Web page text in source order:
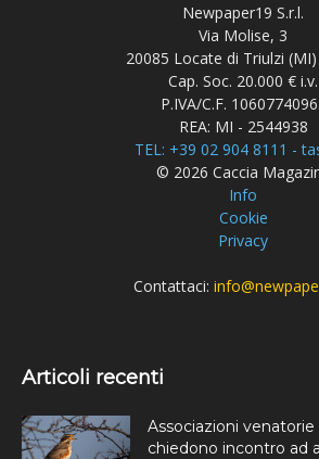
Newpaper19 S.r.l.
Via Molise, 3
20085 Locate di Triulzi
Cap. Soc. 20.000 € i.v.
P.IVA/C.F.
REA: MI - 2544938
TEL: +39 02 904 8111 -
© 2026 Caccia
Info
Cookie
Privacy
Contattaci:
Articoli recenti
Associazioni
chiedono incontro ad